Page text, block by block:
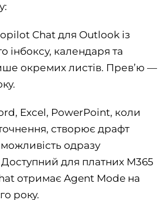
Chat для Outlook із
інбоксу, календаря та
окремих листів. Прев’ю —
Excel, PowerPoint, коли
створює драфт
одразу
для платних M365
отримає Agent Mode на
року.